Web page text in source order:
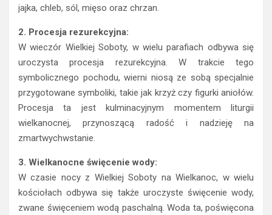
jajka, chleb, sól, mięso oraz chrzan.
2. Procesja rezurekcyjna:
W wieczór Wielkiej Soboty, w wielu parafiach odbywa się
uroczysta procesja rezurekcyjna. W trakcie tego
symbolicznego pochodu, wierni niosą ze sobą specjalnie
przygotowane symboliki, takie jak krzyż czy figurki aniołów.
Procesja ta jest kulminacyjnym momentem liturgii
wielkanocnej, przynoszącą radość i nadzieję na
zmartwychwstanie.
3. Wielkanocne święcenie wody:
W czasie nocy z Wielkiej Soboty na Wielkanoc, w wielu
kościołach odbywa się także uroczyste święcenie wody,
zwane święceniem wodą paschalną. Woda ta, poświęcona